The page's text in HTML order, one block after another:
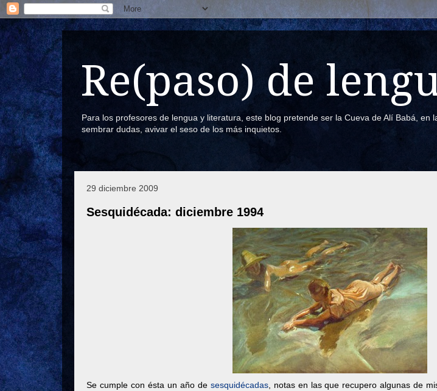
Re(paso) de
Para los profesores de lengua y literatura, este blog pretende ser la Cueva de Alí Babá,
sembrar dudas, avivar el seso de los más inquietos.
29 diciembre 2009
Sesquidécada: diciembre 1994
Se cumple con ésta un año de sesquidécadas, notas en las que recupero algunas de